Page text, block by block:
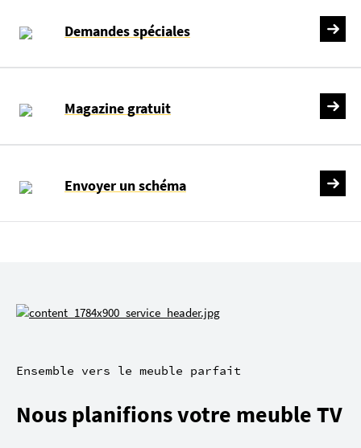
Demandes spéciales
Magazine gratuit
Envoyer un schéma
Ensemble vers le meuble parfait
Nous planifions votre meuble TV